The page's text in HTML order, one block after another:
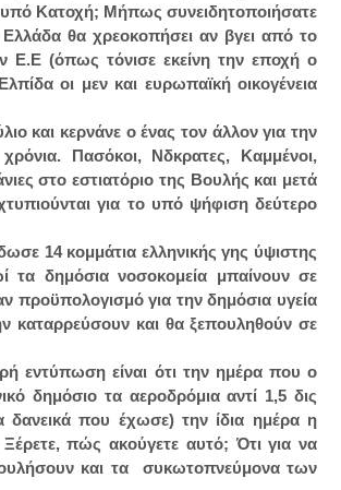
υπό Κατοχή; Μήπως συνειδητοποιήσατε
θα χρεοκοπήσει αν βγει από το
Ε.Ε (όπως τόνισε εκείνη την εποχή ο
οι μεν και ευρωπαϊκή οικογένεια
και κερνάνε ο ένας τον άλλον για την
Πασόκοι, Νδκρατες, Καμμένοι,
στο εστιατόριο της Βουλής και μετά
για το υπό ψήφιση δεύτερο
14 κομμάτια ελληνικής γης ύψιστης
τα δημόσια νοσοκομεία μπαίνουν σε
προϋπολογισμό για την δημόσια υγεία
καταρρεύσουν και θα ξεπουληθούν σε
εντύπωση είναι ότι την ημέρα που ο
δημόσιο τα αεροδρόμια αντί 1,5 δις
δανεικά που έχωσε) την ίδια ημέρα η
πώς ακούγετε αυτό; Ότι για να
και τα συκωτοπνεύμονα των